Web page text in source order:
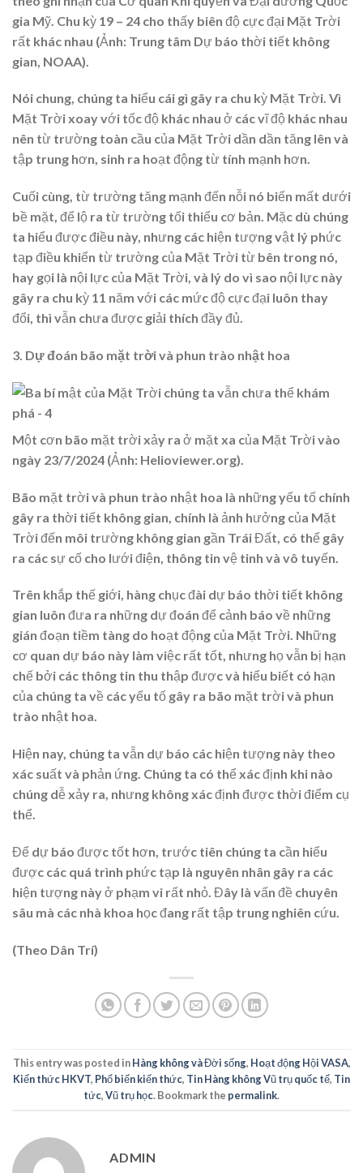
gia Mỹ. Chu kỳ 19 – 24 cho thấy biên độ cực đại Mặt Trời
rất khác nhau (Ảnh: Trung tâm Dự báo thời tiết không
gian, NOAA).
Nói chung, chúng ta hiểu cái gì gây ra chu kỳ Mặt Trời. Vì
Mặt Trời xoay với tốc độ khác nhau ở các vĩ độ khác nhau
nên từ trường toàn cầu của Mặt Trời dần dần tăng lên và
tập trung hơn, sinh ra hoạt động từ tính mạnh hơn.
Cuối cùng, từ trường tăng mạnh đến nỗi nó biến mất dưới
bề mặt, để lộ ra từ trường tối thiểu cơ bản. Mặc dù chúng
ta hiểu được điều này, nhưng các hiện tượng vật lý phức
tạp điều khiển từ trường của Mặt Trời từ bên trong nó,
hay gọi là nội lực của Mặt Trời, và lý do vì sao nội lực này
gây ra chu kỳ 11 năm với các mức độ cực đại luôn thay
đổi, thì vẫn chưa được giải thích đầy đủ.
3. Dự đoán bão mặt trời và phun trào nhật hoa
Một cơn bão mặt trời xảy ra ở mặt xa của Mặt Trời vào
ngày 23/7/2024 (Ảnh: Helioviewer.org).
Bão mặt trời và phun trào nhật hoa là những yếu tố chính
gây ra thời tiết không gian, chính là ảnh hưởng của Mặt
Trời đến môi trường không gian gần Trái Đất, có thể gây
ra các sự cố cho lưới điện, thông tin vệ tinh và vô tuyến.
Trên khắp thế giới, hàng chục đài dự báo thời tiết không
gian luôn đưa ra những dự đoán để cảnh báo về những
gián đoạn tiềm tàng do hoạt động của Mặt Trời. Những
cơ quan dự báo này làm việc rất tốt, nhưng họ vẫn bị hạn
chế bởi các thông tin thu thập được và hiểu biết có hạn
của chúng ta về các yếu tố gây ra bão mặt trời và phun
trào nhật hoa.
Hiện nay, chúng ta vẫn dự báo các hiện tượng này theo
xác suất và phản ứng. Chúng ta có thể xác định khi nào
chúng dễ xảy ra, nhưng không xác định được thời điểm cụ
thể.
Để dự báo được tốt hơn, trước tiên chúng ta cần hiểu
được các quá trình phức tạp là nguyên nhân gây ra các
hiện tượng này ở phạm vi rất nhỏ. Đây là vấn đề chuyên
sâu mà các nhà khoa học đang rất tập trung nghiên cứu.
(Theo Dân Trí)
This entry was posted inHàng không và Đời sống, Hoạt động Hội VASA,
Kiến thức HKVT, Phổ biến kiến thức, Tin Hàng không Vũ trụ quốc tế, Tin
tức,Vũ trụ học. Bookmark the permalink.
ADMIN